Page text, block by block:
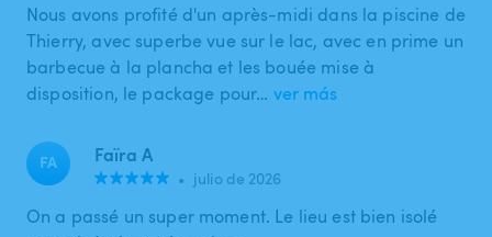
Nous avons profité d'un après-midi dans la piscine de
Thierry, avec superbe vue sur le lac, avec en prime un
barbecue à la plancha et les bouée mise à
disposition, le package pour… ver más
FA Faïra A
• julio de 2026
On a passé un super moment. Le lieu est bien isolé